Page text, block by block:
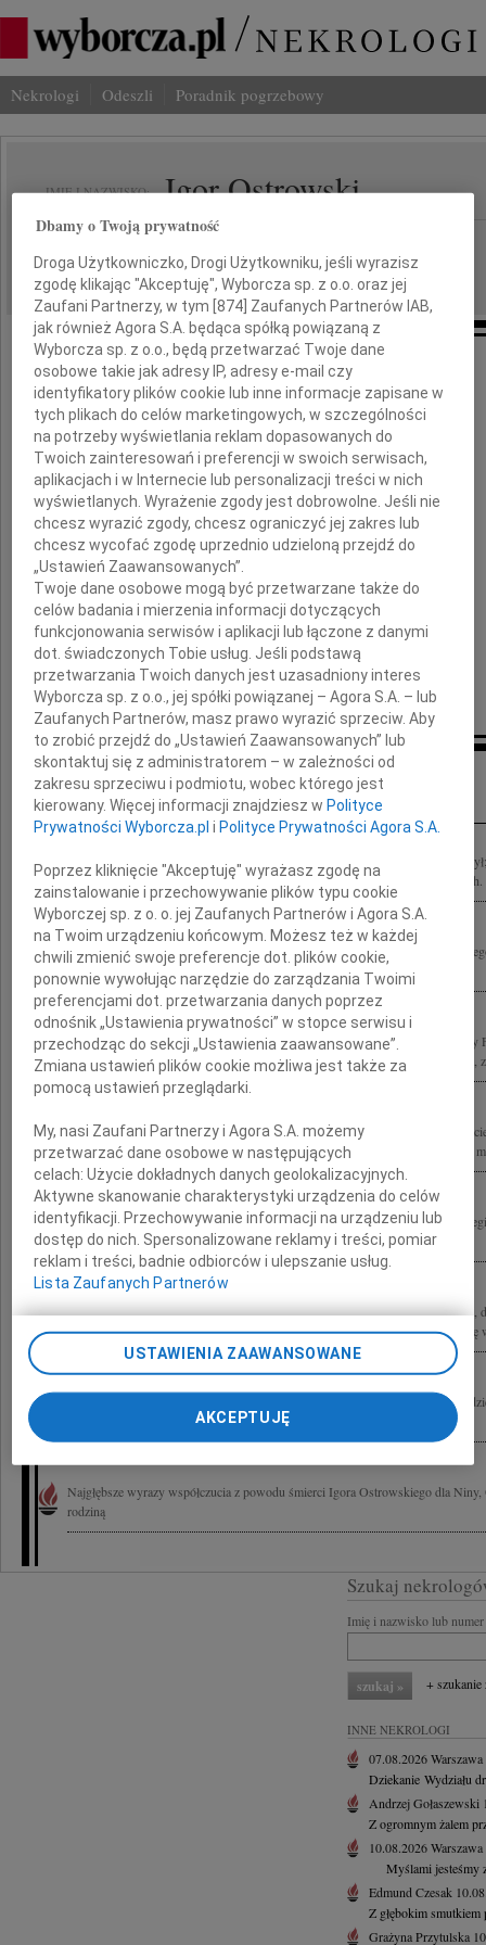
Nekrologi Odeszli Poradnik pogrzebowy
IMIĘ I NAZWISKO: Igor Ostrowski
DATA EMISJI: 07.06.2024
Ninie Ostrowskiej
głębokie wyrazy współczucia
z powodu śmierci
Syna
Igora
składają
Barbara, Katarzyna, Marta i Zofia
Inne kondolencje
W zbyt młodym wieku odszedł mój przyjaciel Igor Ostrowski Umierał tak jak
uśmiechem i poczuciem humoru, kochany przez bliskich, na trzech kontynentach.
Z głębokim żalem przyjęliśmy wiadomość o śmierci mecenasa Igora
najszczersze kondolencje składają partnerzy, pracownicy i współpracownicy...
Z głębokim smutkiem żegnamy Igora Ostrowskiego wieloletniego członka
znakomitego prawnika, państwowca, człowieka o rozległych zainteresowaniach,
Z głębokim żalem przyjęliśmy wiadomość o śmierci Igora Ostrowskiego
Towarzystwa Zachęty Sztuk Pięknych w latach 2013-2023. Igor Ostrowski był
Wyrazy głębokiego współczucia Rodzinie i Najbliższym naszego zmarłego
Koleżanki i Koledzy z White & Case
Boleśnie dotknięci śmiercią mecenasa Igora Ostrowskiego wybitnego prawnika,
społecznego, a przede wszystkim szlachetnego i dobrego Człowieka łączymy się
W 25 maja 2024 roku odszedł Igor Ostrowski przedwcześnie i za wcześnie
Najgłębsze wyrazy współczucia z powodu śmierci Igora Ostrowskiego dla
rodziną
Szukaj
Imię i nazwisko lub numer
+ szukanie
INNE NEKROLOGI
07.08.2026Warszawa
Dziekanie Wydziału
Andrzej Gołaszewski
Z ogromnym żalem
10.08.2026Warszawa
Myślami jesteśmy
Edmund Czesak
Z głębokim
Grażyna Przytulska
Dbamy o Twoją prywatność
Droga Użytkowniczko, Drogi Użytkowniku, jeśli wyrazisz
zgodę klikając "Akceptuję", Wyborcza sp. z o.o. oraz jej
Zaufani Partnerzy, w tym [874 ] Zaufanych Partnerów IAB,
jak również Agora S.A. będąca spółką powiązaną z
Wyborcza sp. z o.o., będą przetwarzać Twoje dane
osobowe takie jak adresy IP, adresy e-mail czy
identyfikatory plików cookie lub inne informacje zapisane w
tych plikach do celów marketingowych, w szczególności
na potrzeby wyświetlania reklam dopasowanych do
Twoich zainteresowań i preferencji w swoich serwisach,
aplikacjach i w Internecie lub personalizacji treści w nich
wyświetlanych. Wyrażenie zgody jest dobrowolne. Jeśli nie
chcesz wyrazić zgody, chcesz ograniczyć jej zakres lub
chcesz wycofać zgodę uprzednio udzieloną przejdź do
„Ustawień Zaawansowanych”.
Twoje dane osobowe mogą być przetwarzane także do
celów badania i mierzenia informacji dotyczących
funkcjonowania serwisów i aplikacji lub łączone z danymi
dot. świadczonych Tobie usług. Jeśli podstawą
przetwarzania Twoich danych jest uzasadniony interes
Wyborcza sp. z o.o., jej spółki powiązanej – Agora S.A. – lub
Zaufanych Partnerów, masz prawo wyrazić sprzeciw. Aby
to zrobić przejdź do „Ustawień Zaawansowanych” lub
skontaktuj się z administratorem – w zależności od
zakresu sprzeciwu i podmiotu, wobec którego jest
kierowany. Więcej informacji znajdziesz w Polityce
Prywatności Wyborcza.pl i Polityce Prywatności Agora S.A.
Poprzez kliknięcie "Akceptuję" wyrażasz zgodę na
zainstalowanie i przechowywanie plików typu cookie
Wyborczej sp. z o. o. jej Zaufanych Partnerów i Agora S.A.
na Twoim urządzeniu końcowym. Możesz też w każdej
chwili zmienić swoje preferencje dot. plików cookie,
ponownie wywołując narzędzie do zarządzania Twoimi
preferencjami dot. przetwarzania danych poprzez
odnośnik „Ustawienia prywatności” w stopce serwisu i
przechodząc do sekcji „Ustawienia zaawansowane”.
Zmiana ustawień plików cookie możliwa jest także za
pomocą ustawień przeglądarki.
My, nasi Zaufani Partnerzy i Agora S.A. możemy
przetwarzać dane osobowe w następujących
celach:Użycie dokładnych danych geolokalizacyjnych.
Aktywne skanowanie charakterystyki urządzenia do celów
identyfikacji. Przechowywanie informacji na urządzeniu lub
dostęp do nich. Spersonalizowane reklamy i treści, pomiar
reklam i treści, badnie odbiorców i ulepszanie usług.
Lista Zaufanych Partnerów
USTAWIENIA ZAAWANSOWANE
AKCEPTUJĘ